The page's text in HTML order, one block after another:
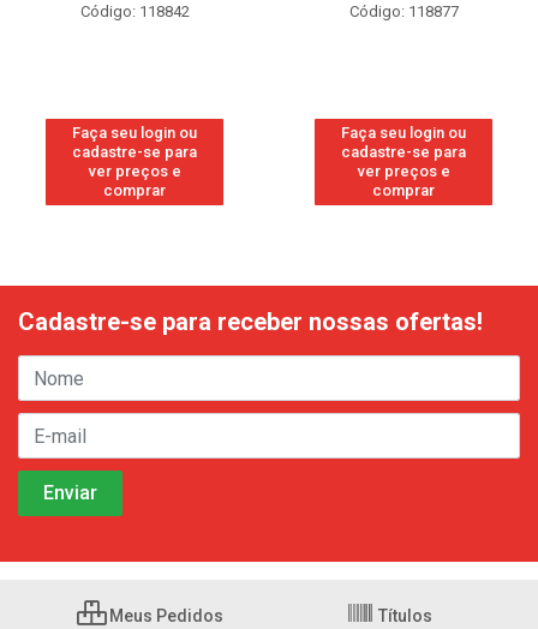
Código: 118842
Faça seu login ou
cadastre-se para
ver preços e
comprar
Código: 118877
Faça seu login ou
cadastre-se para
ver preços e
comprar
Cadastre-se para receber nossas ofertas!
Meus Pedidos Títulos